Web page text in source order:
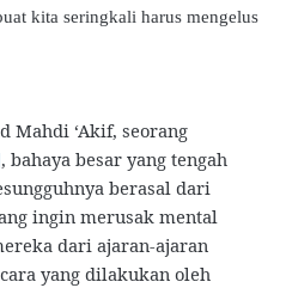
kita seringkali harus mengelus
Mahdi ‘Akif, seorang
, bahaya besar yang tengah
berasal dari
ingin merusak mental
dari ajaran-ajaran
yang dilakukan oleh